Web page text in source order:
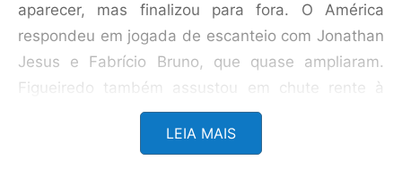
aparecer, mas finalizou para fora. O América
respondeu em jogada de escanteio com Jonathan
Jesus e Fabrício Bruno, que quase ampliaram.
Figueiredo também assustou em chute rente à
LEIA MAIS